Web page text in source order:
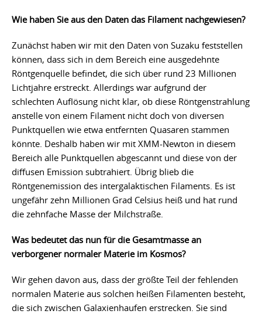
Wie haben Sie aus den Daten das Filament nachgewiesen?
Zunächst haben wir mit den Daten von Suzaku feststellen
können, dass sich in dem Bereich eine ausgedehnte
Röntgenquelle befindet, die sich über rund 23 Millionen
Lichtjahre erstreckt. Allerdings war aufgrund der
schlechten Auflösung nicht klar, ob diese Röntgenstrahlung
anstelle von einem Filament nicht doch von diversen
Punktquellen wie etwa entfernten Quasaren stammen
könnte. Deshalb haben wir mit XMM-Newton in diesem
Bereich alle Punktquellen abgescannt und diese von der
diffusen Emission subtrahiert. Übrig blieb die
Röntgenemission des intergalaktischen Filaments. Es ist
ungefähr zehn Millionen Grad Celsius heiß und hat rund
die zehnfache Masse der Milchstraße.
Was bedeutet das nun für die Gesamtmasse an
verborgener normaler Materie im Kosmos?
Wir gehen davon aus, dass der größte Teil der fehlenden
normalen Materie aus solchen heißen Filamenten besteht,
die sich zwischen Galaxienhaufen erstrecken. Sie sind